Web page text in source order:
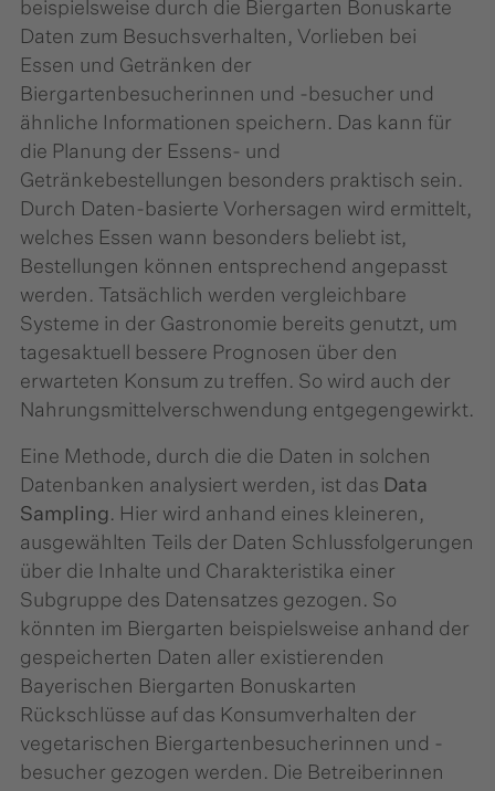
beispielsweise durch die Biergarten Bonuskarte
Daten zum Besuchsverhalten, Vorlieben bei
Essen und Getränken der
Biergartenbesucherinnen und -besucher und
ähnliche Informationen speichern. Das kann für
die Planung der Essens- und
Getränkebestellungen besonders praktisch sein.
Durch Daten-basierte Vorhersagen wird ermittelt,
welches Essen wann besonders beliebt ist,
Bestellungen können entsprechend angepasst
werden. Tatsächlich werden vergleichbare
Systeme in der Gastronomie bereits genutzt, um
tagesaktuell bessere Prognosen über den
erwarteten Konsum zu treffen. So wird auch der
Nahrungs­mittel­verschwendung entgegengewirkt.
Eine Methode, durch die die Daten in solchen
Datenbanken analysiert werden, ist das Data
Sampling. Hier wird anhand eines kleineren,
ausgewählten Teils der Daten Schlussfolgerungen
über die Inhalte und Charakteristika einer
Subgruppe des Datensatzes gezogen. So
könnten im Biergarten beispielsweise anhand der
gespeicherten Daten aller existierenden
Bayerischen Biergarten Bonuskarten
Rückschlüsse auf das Konsumverhalten der
vegetarischen Biergartenbesucherinnen und -
besucher gezogen werden. Die Betreiberinnen